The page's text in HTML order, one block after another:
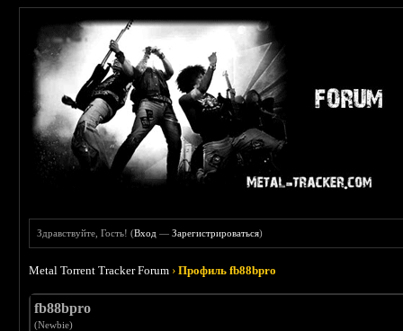
Здравствуйте, Гость! (Вход —Зарегистрироваться)
Metal Torrent Tracker Forum ›Профиль fb88bpro
fb88bpro
(Newbie)